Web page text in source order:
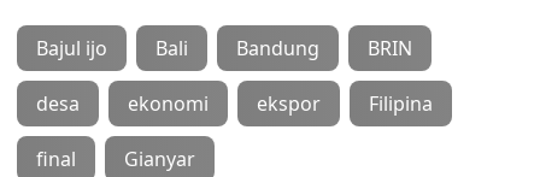
Bajul ijo Bali Bandung BRIN
desa ekonomi ekspor Filipina
final Gianyar